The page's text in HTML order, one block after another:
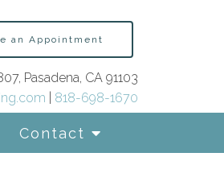
Contact
an Appointment
Pasadena, CA 91103
818-698-1670